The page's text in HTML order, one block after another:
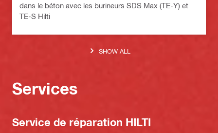
dans le béton avec les burineurs SDS Max (TE-Y) et
TE-S Hilti
SHOW ALL
Services
Service de réparation HILTI